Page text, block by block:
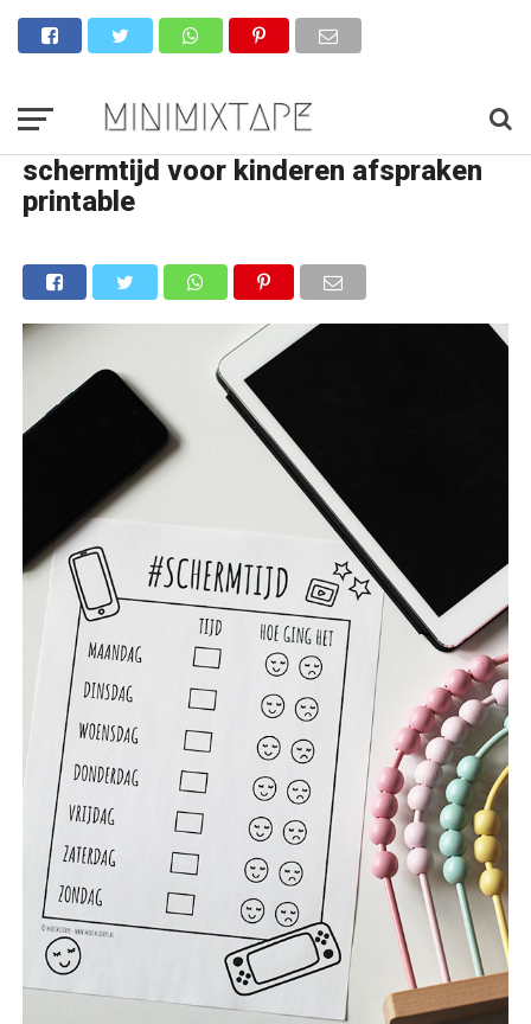
schermtijd voor kinderen afspraken
printable